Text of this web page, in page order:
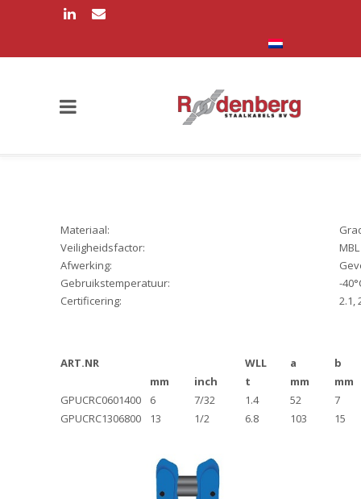
Materiaal:
Veiligheidsfactor:
Afwerking:
Gebruikstemperatuur:
-
Certificering:
2.1,
ART.NR WLL a
b
mm
inch t mm
mm
GPUCRC0601400
6 7/32 1.4 52
7
GPUCRC1306800
13 1/2 6.8 103 15